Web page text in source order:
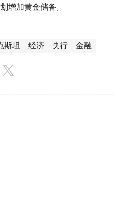
增加黄金储备。
斯坦 经济 央行 金融